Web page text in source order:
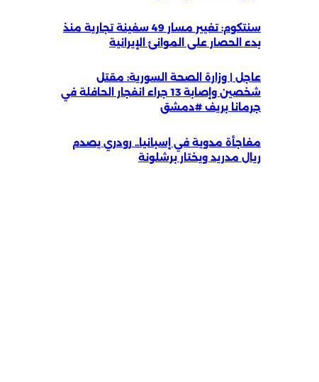
سنتكوم: تغيير مسار 49 سفينة تجارية منذ
بدء الحصار على الموانئ الإيرانية
عاجل | وزارة الصحة السورية: مقتل
شخصين وإصابة 13 جراء انفجار الحافلة في
جرمانا بريف #دمشق
مفاجأة مدوية في إسبانيا.. رودري يصدم
ريال مدريد ويختار برشلونة